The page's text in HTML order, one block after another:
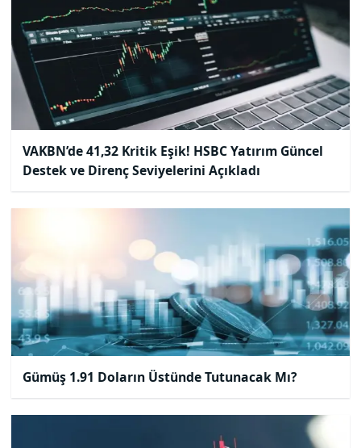
VAKBN’de 41,32 Kritik Eşik! HSBC Yatırım Güncel
Destek ve Direnç Seviyelerini Açıkladı
Gümüş 1.91 Doların Üstünde Tutunacak Mı?